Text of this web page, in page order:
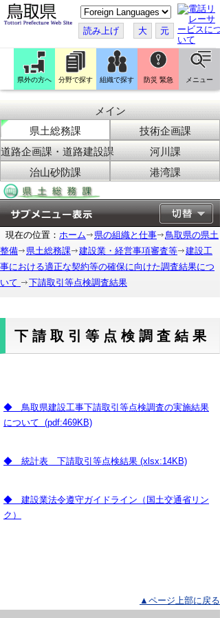
こ
の
ペ
ー
ジ
翻
訳
す
読み上げ 大 元
県外の方へ 分野で探す 組織で探す 防災 緊急 メニュー
メイン
県土総務課
技術企画課
道路企画課・道路建設課
河川課
治山砂防課
港湾課
現在の位置： ホーム 県の組織と仕事
鳥取県の県土
整備
県土総務課 建設業・経営事項審査等
建設工
事における適正な契約等の確保に向けた調査結果につ
いて
下請取引等点検調査結果
下請取引等点検調査結果
◆ 鳥取県建設工事下請取引等点検調査の実施結果
について (pdf:469KB)
◆ 統計表 下請取引等点検結果 (xlsx:14KB)
◆ 建設業法令遵守ガイドライン（国土交通省リン
ク）
▲ページ上部に戻る